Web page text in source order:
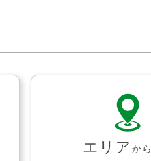
エリアか